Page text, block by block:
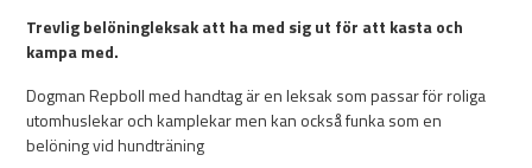
Trevlig belöningleksak att ha med sig ut för att kasta och
kampa med.
Dogman Repboll med handtag är en leksak som passar för roliga
utomhuslekar och kamplekar men kan också funka som en
belöning vid hundträning